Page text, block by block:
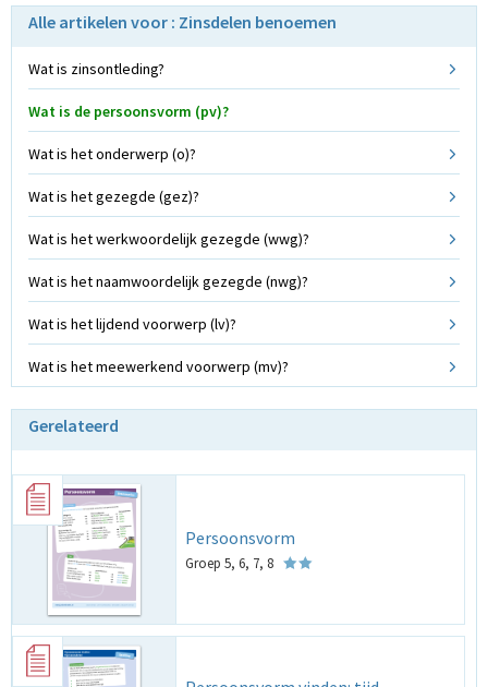
Alle artikelen voor : Zinsdelen benoemen
Wat is zinsontleding?
Wat is de persoonsvorm (pv)?
Wat is het onderwerp (o)?
Wat is het gezegde (gez)?
Wat is het werkwoordelijk gezegde (wwg)?
Wat is het naamwoordelijk gezegde (nwg)?
Wat is het lijdend voorwerp (lv)?
Wat is het meewerkend voorwerp (mv)?
Gerelateerd
Persoonsvorm
Groep 5, 6, 7, 8